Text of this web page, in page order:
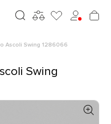
Ascoli Swing 1286066
Swing